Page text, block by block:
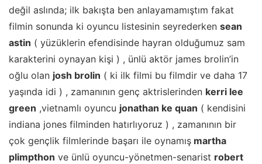
değil aslında; ilk bakışta ben anlayamamıştım fakat
filmin sonunda ki oyuncu listesinin seyrederken sean
astin ( yüzüklerin efendisinde hayran olduğumuz sam
karakterini oynayan kişi ) , ünlü aktör james brolin’in
oğlu olan josh brolin ( ki ilk filmi bu filmdir ve daha 17
yaşında idi ) , zamanının genç aktrislerinden kerri lee
green ,vietnamlı oyuncu jonathan ke quan ( kendisini
indiana jones filminden hatırlıyoruz ) , zamanının bir
çok gençlik filmlerinde başarı ile oynamış martha
plimpthon ve ünlü oyuncu-yönetmen-senarist robert